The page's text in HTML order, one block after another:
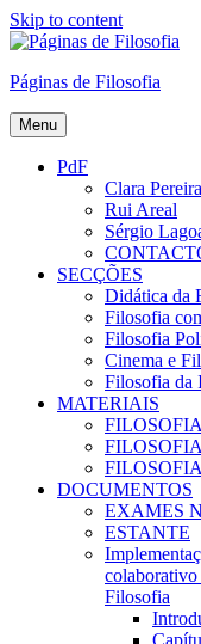
Skip to content
Páginas de Filosofia
Menu
PdF
Clara Pereira
Rui Areal
Sérgio
SECÇÕES
Didática da
Filosofia
Filosofia
Cinema e
Filosofia da
MATERIAIS
FILOSOFIA
DOCUMENTOS
EXAMES
ESTANTE
colaborativo
Filosofia